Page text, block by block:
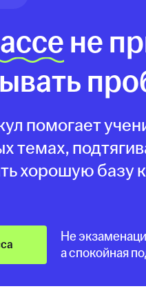
помогает
темах,
хорошую базу
не
Не
а спокойная